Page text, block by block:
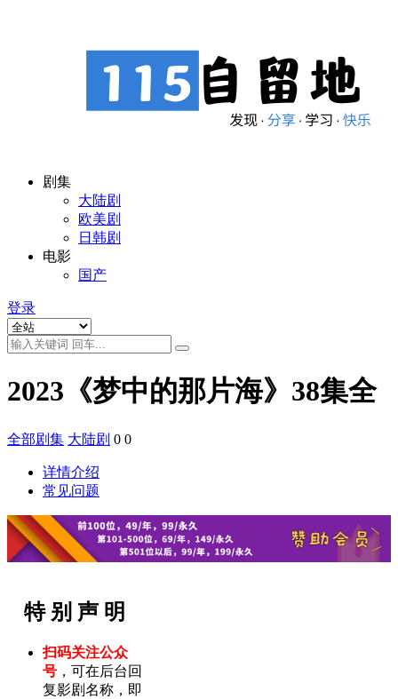
剧集
大陆剧
欧美剧
日韩剧
电影
国产
登录
2023《梦中的那片海》38集全
全部剧集 大陆剧 0 0
详情介绍
常见问题
特 别 声 明
扫码关注公众
号 ，可在后台回
复影剧名称，即